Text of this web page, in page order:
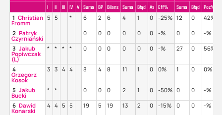
I
II III IV V Suma BP Bilans Suma Błąd As Eff% Suma Błąd Poz%
1 Christian
Fromm
5 5 * 6 2 6 4 1 0 -25% 12 0 42%
2 Patryk
Czyrniański
0 0 0 0 0 0 -% 0 0 -%
3 Jakub
Popiwczak
(L)
* * * * 0 0 0 0 0 0 -% 27 0 56%
4
Grzegorz
Kosok
3 3 4 4 8 4 8 11 1 0 0% 1 0 0%
5 Jakub
Bucki
* * 0 0 0 2 1 0 -50% 0 0 -%
6 Dawid
Konarski
4 4 5 5 19 5 19 13 2 0 -15% 0 0 -%